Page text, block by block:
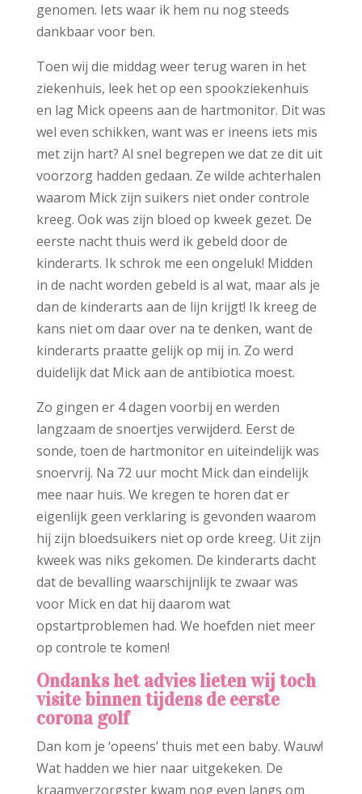
genomen. Iets waar ik hem nu nog steeds
dankbaar voor ben.
Toen wij die middag weer terug waren in het
ziekenhuis, leek het op een spookziekenhuis
en lag Mick opeens aan de hartmonitor. Dit was
wel even schikken, want was er ineens iets mis
met zijn hart? Al snel begrepen we dat ze dit uit
voorzorg hadden gedaan. Ze wilde achterhalen
waarom Mick zijn suikers niet onder controle
kreeg. Ook was zijn bloed op kweek gezet. De
eerste nacht thuis werd ik gebeld door de
kinderarts. Ik schrok me een ongeluk! Midden
in de nacht worden gebeld is al wat, maar als je
dan de kinderarts aan de lijn krijgt! Ik kreeg de
kans niet om daar over na te denken, want de
kinderarts praatte gelijk op mij in. Zo werd
duidelijk dat Mick aan de antibiotica moest.
Zo gingen er 4 dagen voorbij en werden
langzaam de snoertjes verwijderd. Eerst de
sonde, toen de hartmonitor en uiteindelijk was
snoervrij. Na 72 uur mocht Mick dan eindelijk
mee naar huis. We kregen te horen dat er
eigenlijk geen verklaring is gevonden waarom
hij zijn bloedsuikers niet op orde kreeg. Uit zijn
kweek was niks ​gekomen. De kinderarts dacht
dat de bevalling waarschijnlijk te zwaar was
voor Mick en dat hij daarom wat
opstartproblemen had. We hoefden niet meer
op controle te komen!
Ondanks het advies lieten wij toch
visite binnentijdens de eerste
corona golf
Dan kom je ‘opeens’ thuis met een baby. Wauw!
Wat hadden we hier naar uitgekeken. De
kraamverzorgster kwam nog even langs om